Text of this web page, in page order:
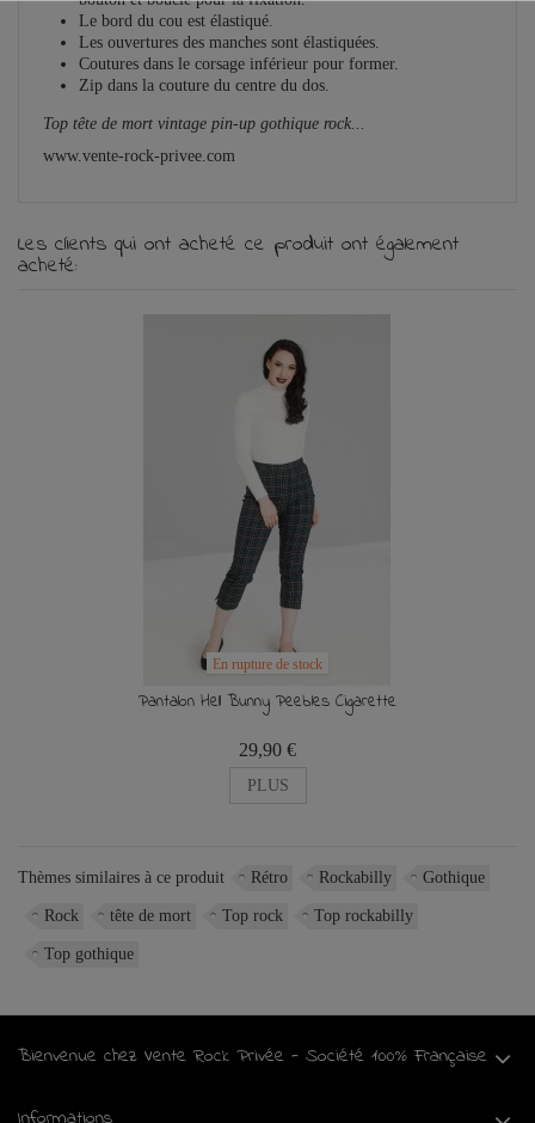
Le bord du cou est élastiqué.
Les ouvertures des manches sont élastiquées.
Coutures dans le corsage inférieur pour former.
Zip dans la couture du centre du dos.
Top tête de mort vintage pin-up gothique rock...
www.vente-rock-privee.com
Les clients qui ont acheté ce produit ont également
acheté:
En rupture de stock
Pantalon Hell Bunny Peebles Cigarette
29,90 €
PLUS
Thèmes similaires à ce produit Rétro Rockabilly Gothique
Rock tête de mort Top rock Top rockabilly
Top gothique
Bienvenue chez Vente Rock Privée - Société 100% Française